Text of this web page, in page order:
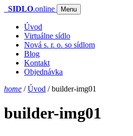
SIDLO.online Menu
Úvod
Virtuálne sídlo
Nová s. r. o. so sídlom
Blog
Kontakt
Objednávka
home /Úvod /builder-img01
builder-img01